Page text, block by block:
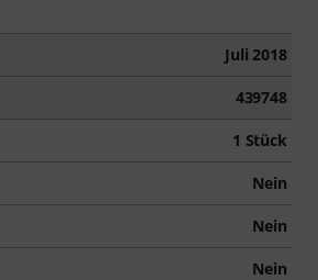
Juli 2018
439748
1 Stück
Nein
Nein
Nein